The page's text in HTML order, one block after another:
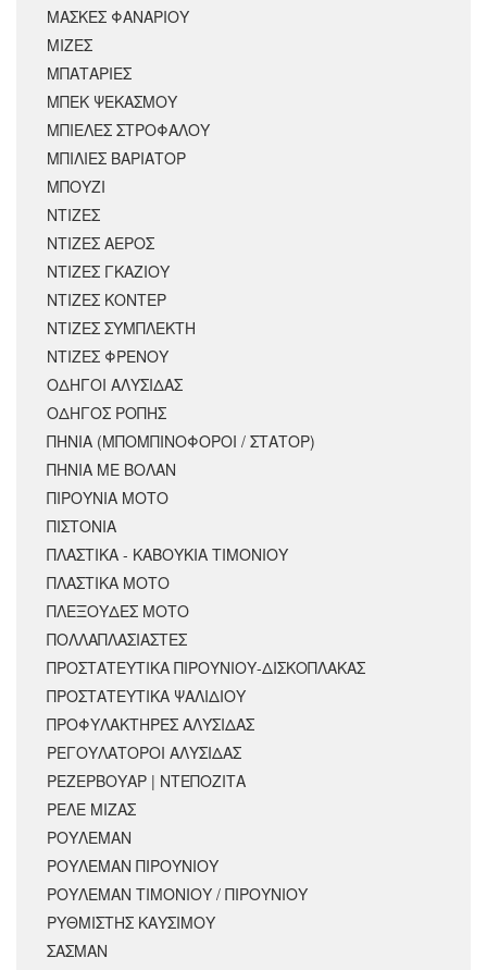
ΜΑΣΚΕΣ ΦΑΝΑΡΙΟΥ
ΜΙΖΕΣ
ΜΠΑΤΑΡΙΕΣ
ΜΠΕΚ ΨΕΚΑΣΜΟΥ
ΜΠΙΕΛΕΣ ΣΤΡΟΦΑΛΟΥ
ΜΠΙΛΙΕΣ ΒΑΡΙΑΤΟΡ
ΜΠΟΥΖΙ
ΝΤΙΖΕΣ
ΝΤΙΖΕΣ ΑΕΡΟΣ
ΝΤΙΖΕΣ ΓΚΑΖΙΟΥ
ΝΤΙΖΕΣ ΚΟΝΤΕΡ
ΝΤΙΖΕΣ ΣΥΜΠΛΕΚΤΗ
ΝΤΙΖΕΣ ΦΡΕΝΟΥ
ΟΔΗΓΟΙ ΑΛΥΣΙΔΑΣ
ΟΔΗΓΟΣ ΡΟΠΗΣ
ΠΗΝΙΑ (ΜΠΟΜΠΙΝΟΦΟΡΟΙ / ΣΤΑΤΟΡ)
ΠΗΝΙΑ ΜΕ ΒΟΛΑΝ
ΠΙΡΟΥΝΙΑ ΜΟΤΟ
ΠΙΣΤΟΝΙΑ
ΠΛΑΣΤΙΚΑ - ΚΑΒΟΥΚΙΑ ΤΙΜΟΝΙΟΥ
ΠΛΑΣΤΙΚΑ ΜΟΤΟ
ΠΛΕΞΟΥΔΕΣ ΜΟΤΟ
ΠΟΛΛΑΠΛΑΣΙΑΣΤΕΣ
ΠΡΟΣΤΑΤΕΥΤΙΚΑ ΠΙΡΟΥΝΙΟΥ-ΔΙΣΚΟΠΛΑΚΑΣ
ΠΡΟΣΤΑΤΕΥΤΙΚΑ ΨΑΛΙΔΙΟΥ
ΠΡΟΦΥΛΑΚΤΗΡΕΣ ΑΛΥΣΙΔΑΣ
ΡΕΓΟΥΛΑΤΟΡΟΙ ΑΛΥΣΙΔΑΣ
ΡΕΖΕΡΒΟΥΑΡ | ΝΤΕΠΟΖΙΤΑ
ΡΕΛΕ ΜΙΖΑΣ
ΡΟΥΛΕΜΑΝ
ΡΟΥΛΕΜΑΝ ΠΙΡΟΥΝΙΟΥ
ΡΟΥΛΕΜΑΝ ΤΙΜΟΝΙΟΥ / ΠΙΡΟΥΝΙΟΥ
ΡΥΘΜΙΣΤΗΣ ΚΑΥΣΙΜΟΥ
ΣΑΣΜΑΝ